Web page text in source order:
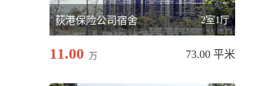
荻港保险公司宿舍 2室1厅
11.00 万 73.00 平米